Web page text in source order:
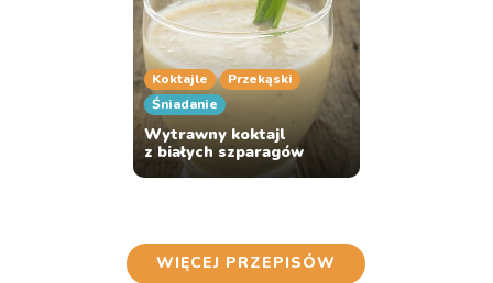
Koktajle
Przekąski
Śniadanie
Wytrawny koktajl
z białych szparagów
WIĘCEJ PRZEPISÓW